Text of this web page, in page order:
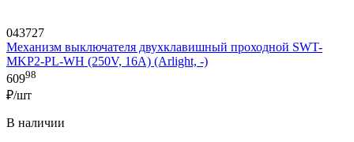
043727
Механизм выключателя двухклавишный проходной SWT-
MKP2-PL-WH (250V, 16A) (Arlight, -)
60998
₽/шт
В наличии